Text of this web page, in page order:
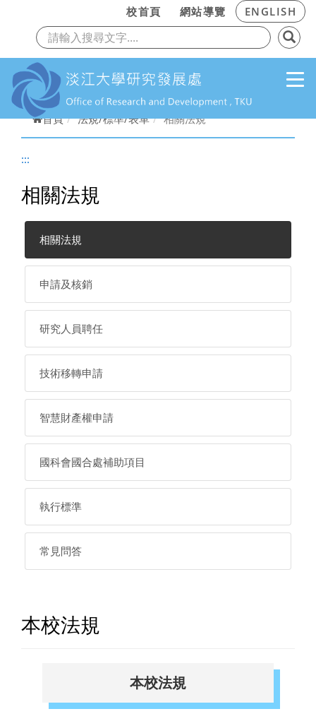
跳到主要內容
校首頁 網站導覽 ENGLISH
上一頁
首頁 法規/標準/表單 相關法規
:::
相關法規
相關法規
申請及核銷
研究人員聘任
技術移轉申請
智慧財產權申請
國科會國合處補助項目
執行標準
常見問答
本校法規
本校法規